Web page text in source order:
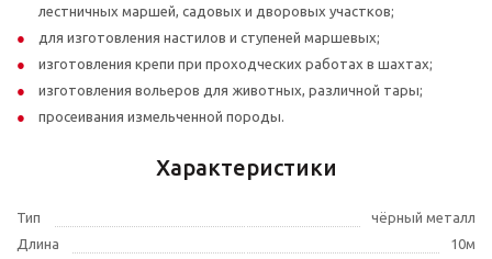
лестничных маршей, садовых и дворовых участков;
для изготовления настилов и ступеней маршевых;
изготовления крепи при проходческих работах в шахтах;
изготовления вольеров для животных, различной тары;
просеивания измельченной породы.
Характеристики
Тип
чёрный металл
Длина
10м